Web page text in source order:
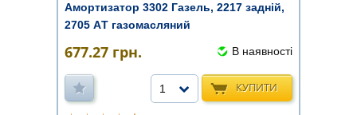
Амортизатор 3302 Газель, 2217 задній,
2705 AТ газомасляний
677.27 грн. В наявності
КУПИТИ
1